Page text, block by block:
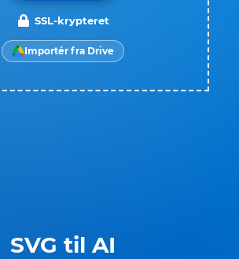
SVG til AI
SSL-krypteret
Importér fra Drive